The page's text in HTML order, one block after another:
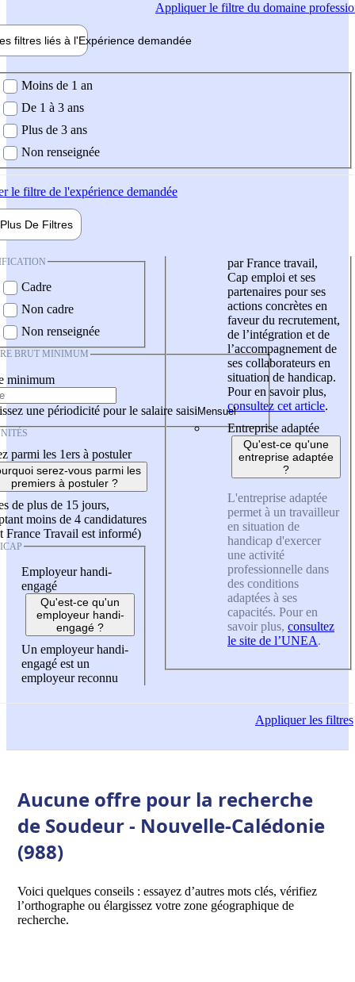
Appliquerle filtre du domaine
filtres liés à l'Expérience demandée
demandée
Moins de 1 an
De 1 à 3 ans
Plus de 3 ans
Non renseignée
le filtre de l'expérience demandée
Plus De Filtres
Cadre
Non cadre
Non renseignée
BRUT MINIMUM
minimum
une périodicité pour le salaire saisi
parmi les 1ers à postuler
serez-vous parmi les
premiers à postuler ?
de plus de 15 jours,
moins de 4 candidatures
France Travail est informé)
Employeur handi-
engagé
Qu'est-ce qu'un
employeur handi-
engagé ?
Un employeur handi-
engagé est un
employeur reconnu
par France travail,
Cap emploi et ses
partenaires pour ses
actions concrètes en
faveur du recrutement,
de l’intégration et de
l’accompagnement de
ses collaborateurs en
situation de handicap.
Pour en savoir plus,
consultez cet article.
Entreprise adaptée
Qu'est-ce qu'une
entreprise adaptée
?
L'entreprise adaptée
permet à un travailleur
en situation de
handicap d'exercer
une activité
professionnelle dans
des conditions
adaptées à ses
capacités. Pour en
savoir plus, consultez
le site de l’UNEA.
Appliquerles filtres
Aucune offre pour la recherche
de Soudeur - Nouvelle-Calédonie
(988)
Voici quelques conseils : essayez d’autres mots clés, vérifiez
l’orthographe ou élargissez votre zone géographique de
recherche.